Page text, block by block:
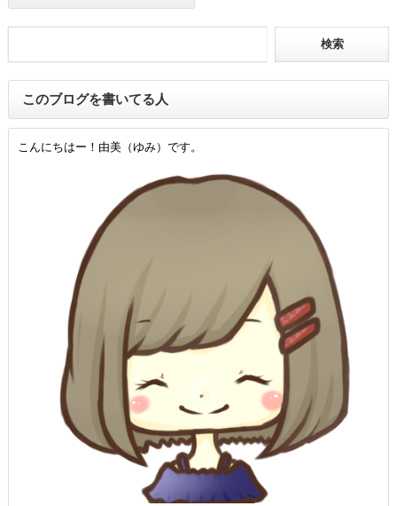
このブログを書いてる人
こんにちはー！由美（ゆみ）です。